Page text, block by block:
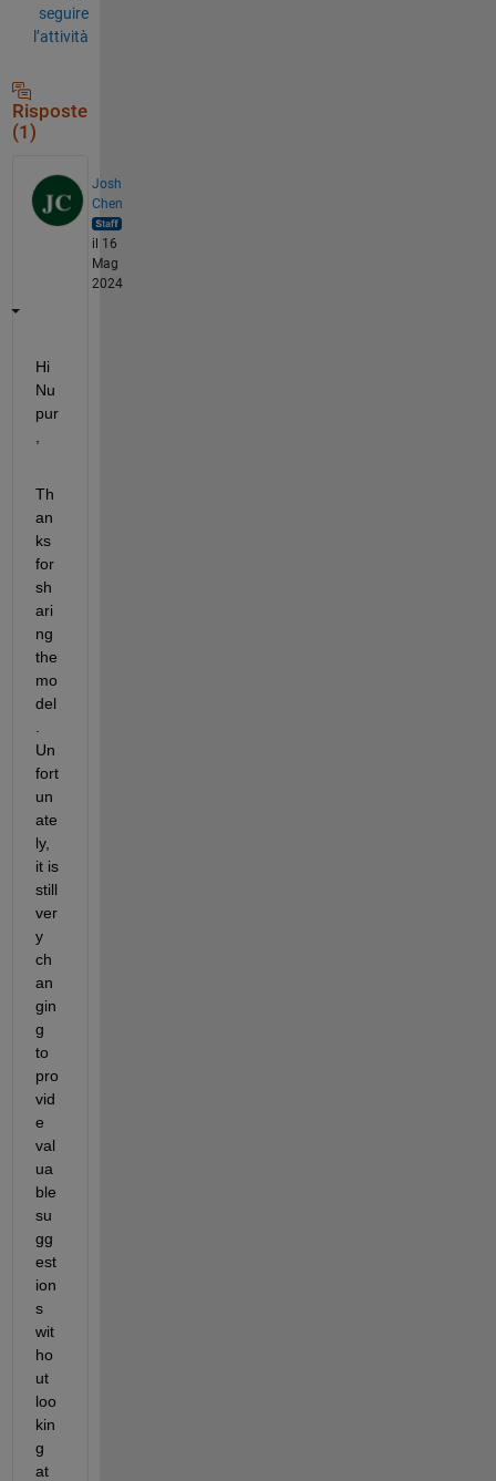
seguire
l’attività
Risposte
(1)
Josh
Chen
il 16
Mag
2024
Hi
Nu
pur
Th
an
ks
for
sh
ari
ng
the
mo
del
Un
fort
un
ate
ly,
it is
still
ver
y
ch
an
gin
g
to
pro
vid
e
val
ua
ble
su
gg
est
ion
s
wit
ho
ut
loo
kin
g
at